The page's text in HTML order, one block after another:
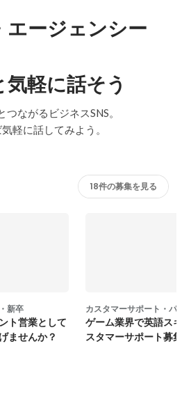
エージェンシー
軽に話そう
ながるビジネスSNS。
軽に話してみよう。
18件の募集を見る
新卒
ト営業として
ませんか？
カスタマーサポート・パ
ゲーム業界で英語ス
スタマーサポート募